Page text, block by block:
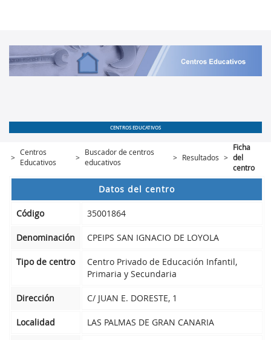
CENTROS EDUCATIVOS
>
Centros
Educativos
>
Buscador de centros
educativos
> Resultados >
Ficha
del
centro
Datos del centro
Código 35001864
Denominación CPEIPS SAN IGNACIO DE LOYOLA
Tipo de centro
Centro Privado de Educación Infantil,
Primaria y Secundaria
Dirección C/ JUAN E. DORESTE, 1
Localidad LAS PALMAS DE GRAN CANARIA